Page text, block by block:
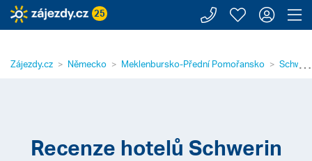
25 Zavolejte
Moje
⋯
Zájezdy.cz Německo Meklenbursko-Přední Pomořansko
Recenze hotelů Schwerin